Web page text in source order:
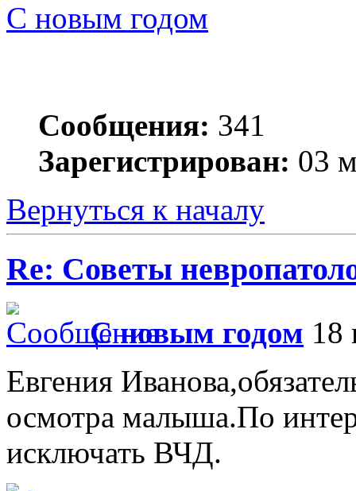
С новым годом
Сообщения: 341
Зарегистрирован: 03
Вернуться к началу
Re: Советы
С новым годом 18
Евгения
осмотра малыша.По
исключать ВЧД.